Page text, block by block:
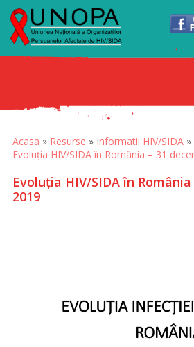
Acasa » Resurse » Informatii HIV/SIDA»
Evoluția HIV/SIDA în România – 31
Evoluția HIV/SIDA în
2019